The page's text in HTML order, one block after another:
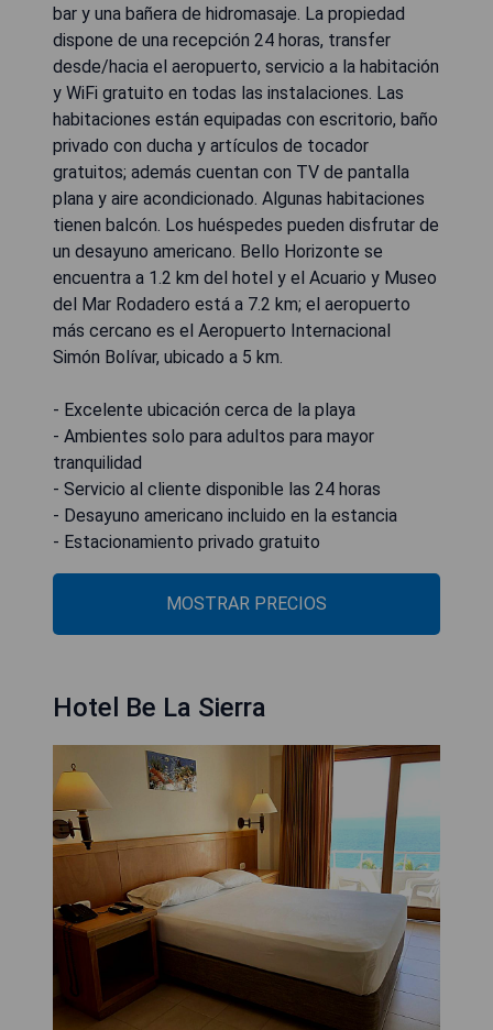
bar y una bañera de hidromasaje. La propiedad
dispone de una recepción 24 horas, transfer
desde/hacia el aeropuerto, servicio a la habitación
y WiFi gratuito en todas las instalaciones. Las
habitaciones están equipadas con escritorio, baño
privado con ducha y artículos de tocador
gratuitos; además cuentan con TV de pantalla
plana y aire acondicionado. Algunas habitaciones
tienen balcón. Los huéspedes pueden disfrutar de
un desayuno americano. Bello Horizonte se
encuentra a 1.2 km del hotel y el Acuario y Museo
del Mar Rodadero está a 7.2 km; el aeropuerto
más cercano es el Aeropuerto Internacional
Simón Bolívar, ubicado a 5 km.
- Excelente ubicación cerca de la playa
- Ambientes solo para adultos para mayor
tranquilidad
- Servicio al cliente disponible las 24 horas
- Desayuno americano incluido en la estancia
- Estacionamiento privado gratuito
MOSTRAR PRECIOS
Hotel Be La Sierra